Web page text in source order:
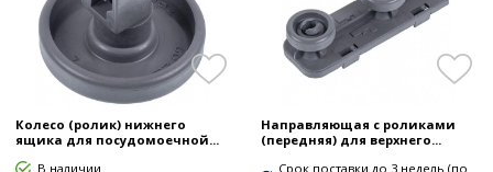
Колесо (ролик) нижнего
ящика для посудомоечной...
В наличии
Направляющая с роликами
(передняя) для верхнего...
Срок поставки до 3 недель (по